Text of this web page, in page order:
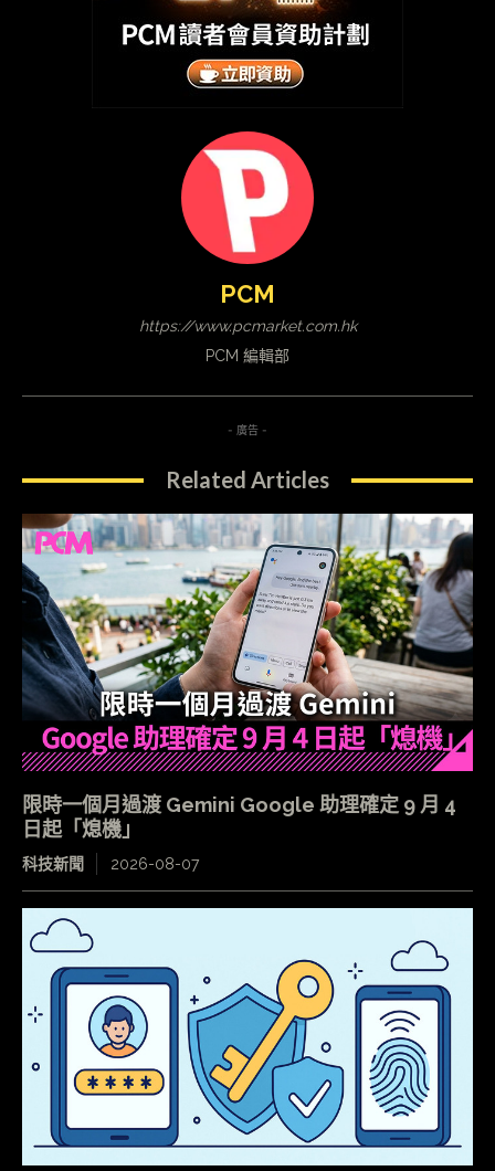
PCM
https://www.pcmarket.com.hk
PCM 編輯部
- 廣告 -
Related Articles
限時一個月過渡 Gemini Google 助理確定 9 月 4
日起「熄機」
科技新聞 2026-08-07